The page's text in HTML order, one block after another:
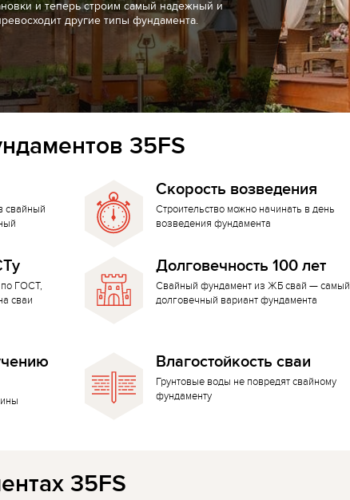
и теперь строим самый надежный и
другие типы фундамента.
35FS
свайный
Скорость возведения
Строительство можно начинать в день
возведения фундамента
ГОСТ,
сваи
Долговечность 100 лет
Свайный фундамент из ЖБ свай — самый
долговечный вариант фундамента
Влагостойкость сваи
Грунтовые воды не повредят свайному
фундаменту
35FS